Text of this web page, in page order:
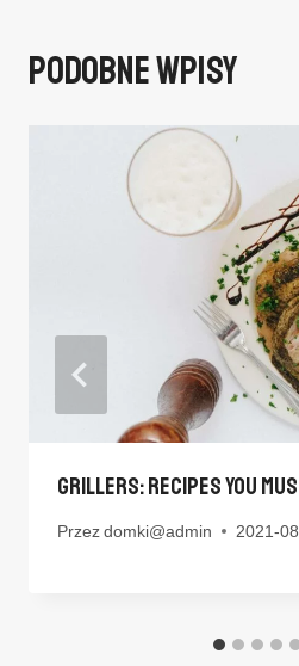
Podobne Wpisy
Grillers: Recipes You
Przez domki@admin 2021-